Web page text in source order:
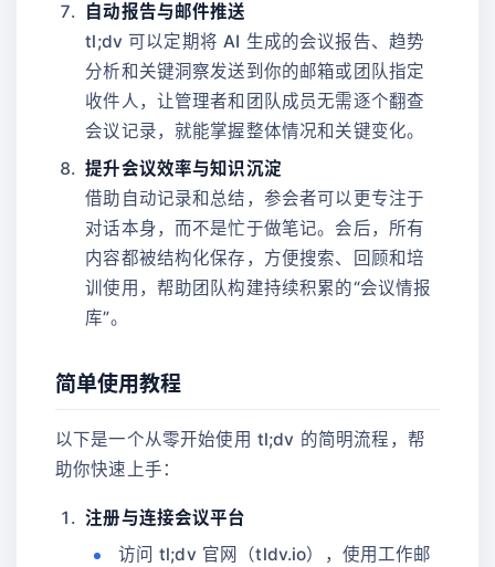
自动报告与邮件推送
tl;dv 可以定期将 AI 生成的会议报告、趋势
分析和关键洞察发送到你的邮箱或团队指定
收件人，让管理者和团队成员无需逐个翻查
会议记录，就能掌握整体情况和关键变化。
提升会议效率与知识沉淀
借助自动记录和总结，参会者可以更专注于
对话本身，而不是忙于做笔记。会后，所有
内容都被结构化保存，方便搜索、回顾和培
训使用，帮助团队构建持续积累的“会议情报
库”。
简单使用教程
以下是一个从零开始使用 tl;dv 的简明流程，帮
助你快速上手：
注册与连接会议平台
访问 tl;dv 官网（tldv.io），使用工作邮